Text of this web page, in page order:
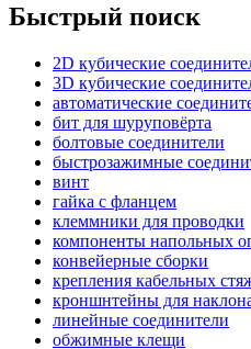
Быстрый поиск
2D кубические
3D кубические
автоматические
бит для шуруповёрта
болтовые соединители
быстрозажимные
винт
гайка с фланцем
клеммники для проводки
компоненты напольных
конвейерные сборки
крепления кабельных
кроншнтейны для
линейные соединители
обжимные клещи